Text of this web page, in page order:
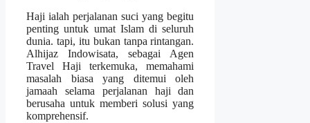
Haji ialah perjalanan suci yang begitu
penting untuk umat Islam di seluruh
dunia. tapi, itu bukan tanpa rintangan.
Alhijaz Indowisata, sebagai Agen
Travel Haji terkemuka, memahami
masalah biasa yang ditemui oleh
jamaah selama perjalanan haji dan
berusaha untuk memberi solusi yang
komprehensif.